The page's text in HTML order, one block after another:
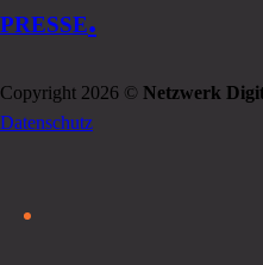
PRESSE.
Copyright 2026 © Netzwerk
Datenschutz